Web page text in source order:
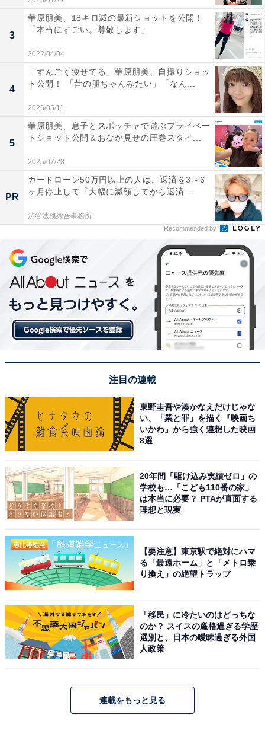
3
華原朋美、18キロ減の最新ショットを公開！
「本当にすごい。尊敬します」
2022/04/04
4
「すんごく痩せてる」華原朋美、自撮りショッ
ト公開！ 「昔の朋ちゃんみたい」「なん...
2026/05/11
5
華原朋美、息子とスポッチャで遊ぶプライベー
トショット公開＆おなか見せの圧巻スタイ...
2025/07/28
PR
カードローン50万円以上の人は、返済を3～6
ヶ月停止して『大幅に減額してから返済...
渋谷法務総合事務所
Recommended by
注目の連載
東野圭吾や湊かなえだけじゃな
い、「業と罪」を描く『映画ち
いかわ』から強く連想した映画
8選
20年間「駆け込み実績ゼロ」の
学校も…「こども110番の家」
は本当に必要？ PTAが直面する
理想と現実
【要注意】東京駅で絶対にハマ
る「最遠ホーム」と「メトロ乗
り換え」の絶望トラップ
「移民」に冷たいのはどっちな
のか？ スイスの厳格過ぎる学歴
選別と、日本の曖昧過ぎる外国
人政策
連載をもっと見る